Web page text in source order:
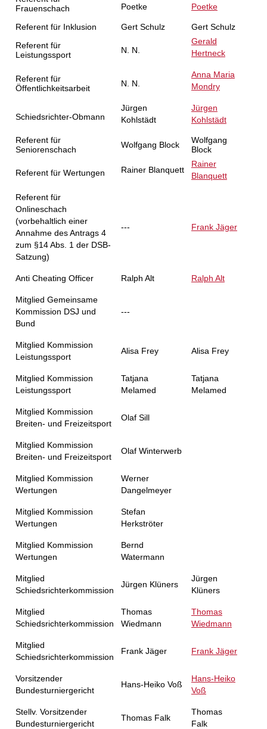
Frauenschach
Poetke Poetke
Referent für Inklusion Gert Schulz
Gert Schulz
Referent für
Leistungssport
N. N.
Gerald
Hertneck
Referent für
Öffentlichkeitsarbeit
N. N.
Anna Maria
Mondry
Schiedsrichter-Obmann
Jürgen
Kohlstädt
Jürgen
Kohlstädt
Referent für
Seniorenschach
Wolfgang Block
Wolfgang
Block
Referent für Wertungen Rainer Blanquett
Rainer
Blanquett
Referent für
Onlineschach
(vorbehaltlich einer
Annahme des Antrags 4
zum §14 Abs. 1 der DSB-
Satzung)
--- Frank Jäger
Anti Cheating Officer Ralph Alt Ralph Alt
Mitglied Gemeinsame
Kommission DSJ und
Bund
---
Mitglied Kommission
Leistungssport
Alisa Frey Alisa Frey
Mitglied Kommission
Leistungssport
Tatjana
Melamed
Tatjana
Melamed
Mitglied Kommission
Breiten- und Freizeitsport
Olaf Sill
Mitglied Kommission
Breiten- und Freizeitsport
Olaf Winterwerb
Mitglied Kommission
Wertungen
Werner
Dangelmeyer
Mitglied Kommission
Wertungen
Stefan
Herkströter
Mitglied Kommission
Wertungen
Bernd
Watermann
Mitglied
Schiedsrichterkommission
Jürgen Klüners
Jürgen
Klüners
Mitglied
Schiedsrichterkommission
Thomas
Wiedmann
Thomas
Wiedmann
Mitglied
Schiedsrichterkommission
Frank Jäger Frank Jäger
Vorsitzender
Bundesturniergericht
Hans-Heiko Voß
Hans-Heiko
Voß
Stellv. Vorsitzender
Bundesturniergericht
Thomas Falk
Thomas
Falk